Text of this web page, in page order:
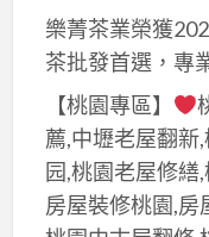
樂菁茶業榮獲
茶批發首選，專
【桃園專區】
薦,中壢老屋翻新
园,桃園老屋修繕
房屋裝修桃園,房